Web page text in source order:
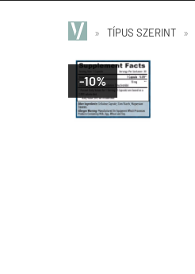
» TÍPUS SZERINT »
-10%